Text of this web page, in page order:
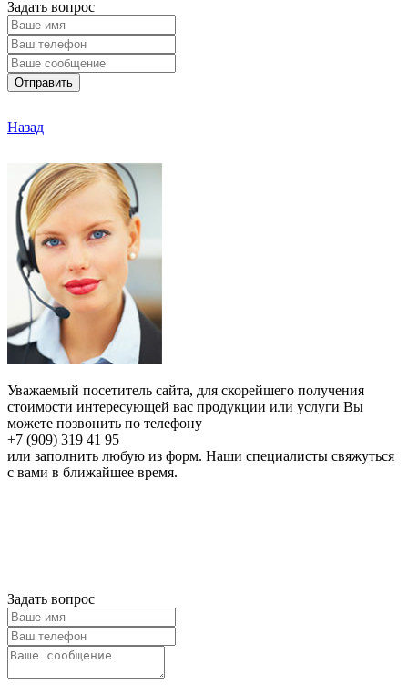
Задать вопрос
Отправить
Назад
Уважаемый посетитель сайта, для скорейшего получения
стоимости интересующей вас продукции или услуги Вы
можете позвонить по телефону
+7 (909) 319 41 95
или заполнить любую из форм. Наши специалисты свяжуться
с вами в ближайшее время.
Задать вопрос